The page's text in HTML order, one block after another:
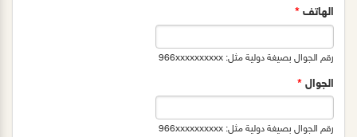
الهاتف *
رقم الجوال بصيغة دولية مثل: 966xxxxxxxxxx
الجوال *
رقم الجوال بصيغة دولية مثل: 966xxxxxxxxxx